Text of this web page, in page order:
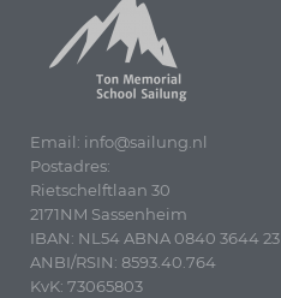
Email: info@sailung.nl
Postadres:
Rietschelftlaan 30
2171NM Sassenheim
IBAN: NL54 ABNA 0840 3644 23
ANBI/RSIN: 8593.40.764
KvK: 73065803